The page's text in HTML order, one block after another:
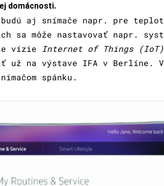
domácnosti.
budú aj snímače napr. pre
môže nastavovať napr.
vízie Internet of Things (IoT)
už na výstave IFA v Berlíne.
spánku.